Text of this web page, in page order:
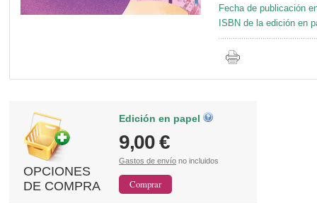
Fecha de publicación
ISBN de la edición en
OPCIONES
DE COMPRA
Edición en papel
9,00 €
Gastos de envío no incluidos